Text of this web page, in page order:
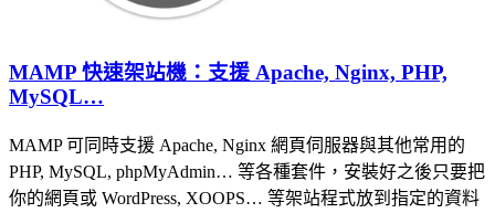
MAMP 快速架站機：支援 Apache, Nginx, PHP,
MySQL…
MAMP 可同時支援 Apache, Nginx 網頁伺服器與其他常用的
PHP, MySQL, phpMyAdmin… 等各種套件，安裝好之後只要把
你的網頁或 WordPress, XOOPS… 等架站程式放到指定的資料